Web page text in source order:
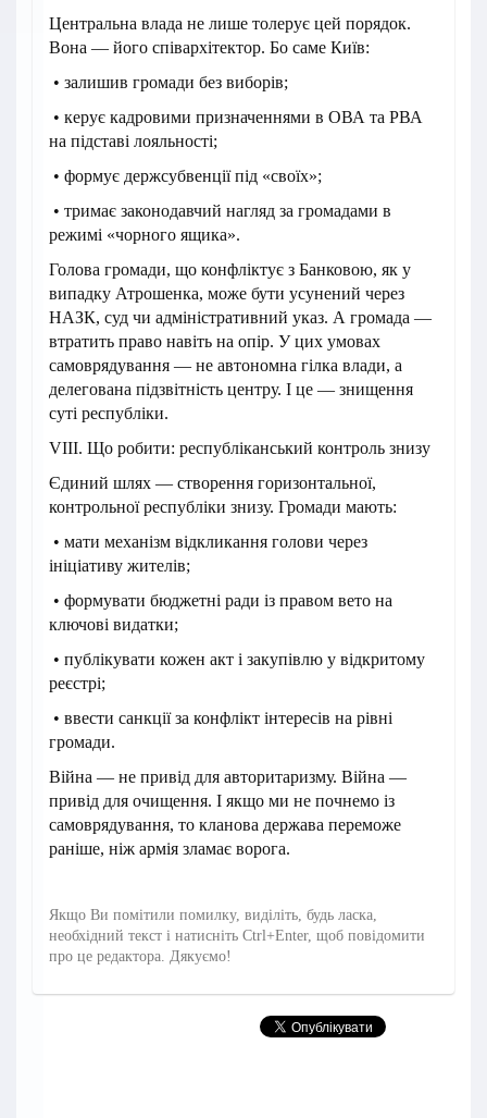
Центральна влада не лише толерує цей порядок.
Вона — його співархітектор. Бо саме Київ:
• залишив громади без виборів;
• керує кадровими призначеннями в ОВА та РВА
на підставі лояльності;
• формує держсубвенції під «своїх»;
• тримає законодавчий нагляд за громадами в
режимі «чорного ящика».
Голова громади, що конфліктує з Банковою, як у
випадку Атрошенка, може бути усунений через
НАЗК, суд чи адміністративний указ. А громада —
втратить право навіть на опір. У цих умовах
самоврядування — не автономна гілка влади, а
делегована підзвітність центру. І це — знищення
суті республіки.
VIII. Що робити: республіканський контроль знизу
Єдиний шлях — створення горизонтальної,
контрольної республіки знизу. Громади мають:
• мати механізм відкликання голови через
ініціативу жителів;
• формувати бюджетні ради із правом вето на
ключові видатки;
• публікувати кожен акт і закупівлю у відкритому
реєстрі;
• ввести санкції за конфлікт інтересів на рівні
громади.
Війна — не привід для авторитаризму. Війна —
привід для очищення. І якщо ми не почнемо із
самоврядування, то кланова держава переможе
раніше, ніж армія зламає ворога.
Якщо Ви помітили помилку, виділіть, будь ласка,
необхідний текст і натисніть Ctrl+Enter, щоб повідомити
про це редактора. Дякуємо!